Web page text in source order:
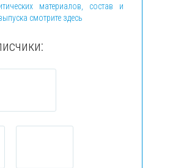
материалов, состав и
смотрите здесь